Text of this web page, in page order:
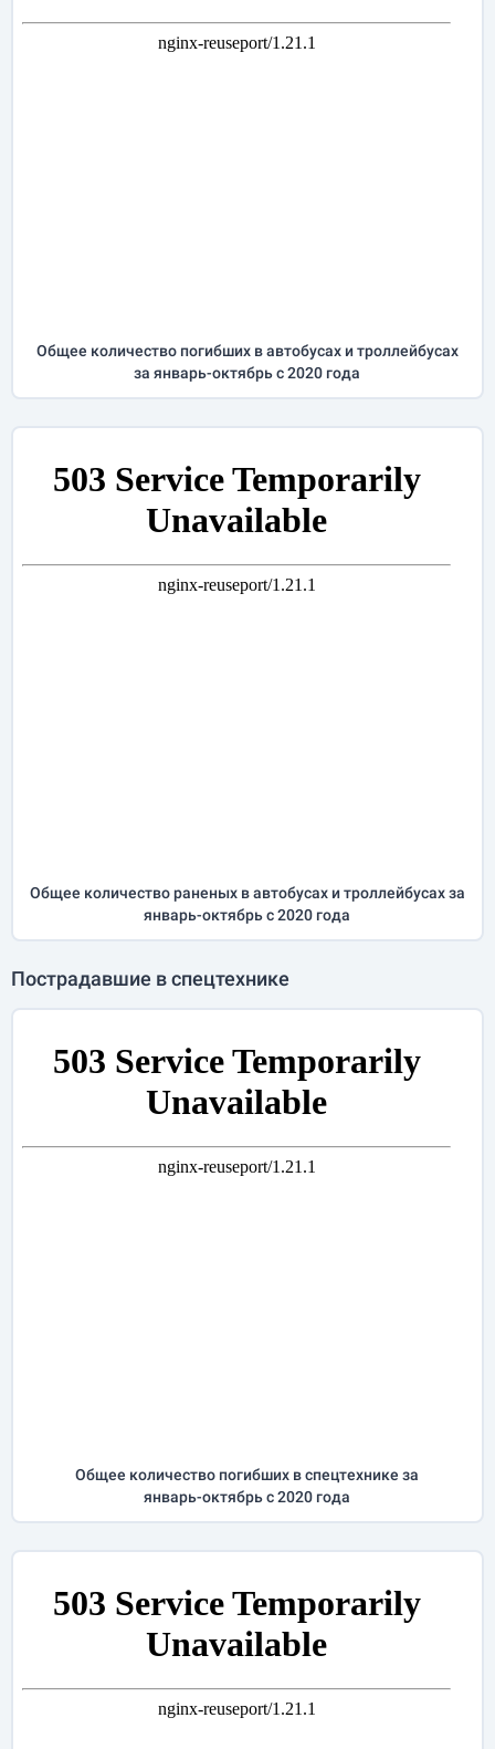
Общее количество погибших в автобусах и троллейбусах
заянварь-октябрьс 2020 года
Общее количество раненых в автобусах и троллейбусах за
январь-октябрьс 2020 года
Пострадавшие в спецтехнике
Общее количество погибших в спецтехнике за
январь-октябрьс 2020 года